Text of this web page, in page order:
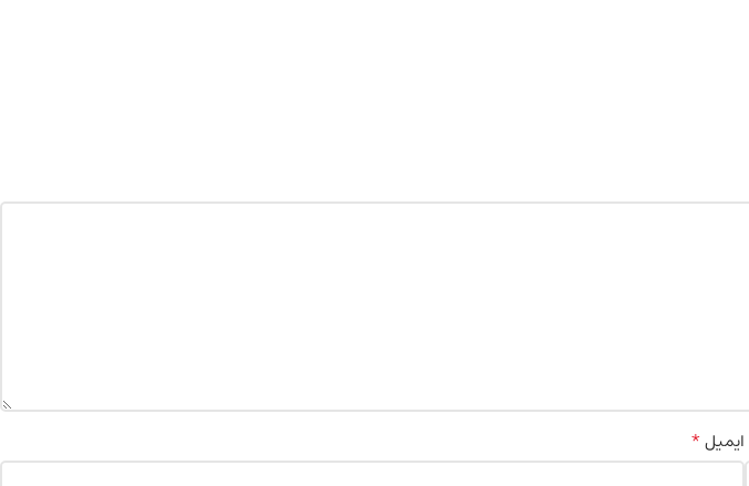
ایمیل*